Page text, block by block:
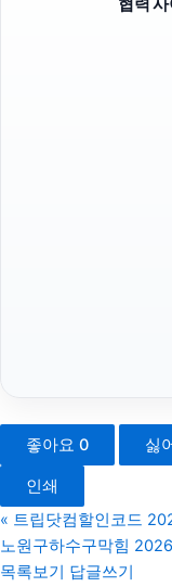
좋아요 0 싫
인쇄
« 트립닷컴할인코드
노원구하수구막힘
목록보기 답글쓰기